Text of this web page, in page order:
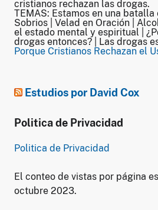
cristianos rechazan las drogas.
TEMAS: Estamos en una batalla
Sobrios | Velad en Oración |
el estado mental y espiritual |
drogas entonces? | Las drogas
Porque Cristianos Rechazan el
Estudios por David Cox
Politica de Privacidad
Politica de Privacidad
El conteo de vistas por página
octubre 2023.